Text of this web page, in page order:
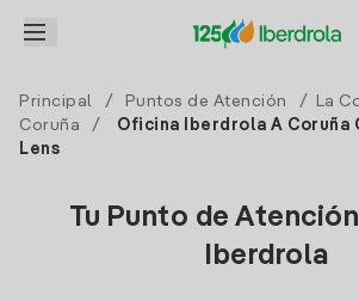
Principal / Puntos de Atención / La
Coruña
/
Oficina Iberdrola A Coruña
Lens
Tu Punto de
Iberdrola